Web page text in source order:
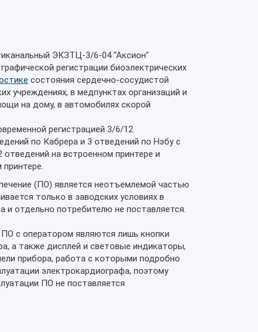
ЭКЗТЦ-3/6-04 "Аксион"
регистрации биоэлектрических
состояния сердечно-сосудистой
учреждениях, в медпунктах организаций и
на дому, в автомобилях скорой
регистрацией 3/6/12
по Кабрера и 3 отведений по Нэбу с
на встроенном принтере и
(ПО) является неотъемлемой частью
только в заводских условиях в
и отдельно потребителю не поставляется.
с оператором являются лишь кнопки
а также дисплей и световые индикаторы,
прибора, работа с которыми подробно
электрокардиографа, поэтому
ПО не поставляется